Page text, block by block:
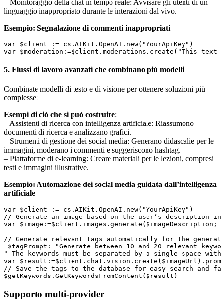
– Monitoraggio della chat in tempo reale: Avvisare gli utenti di un
linguaggio inappropriato durante le interazioni dal vivo.
Esempio: Segnalazione di commenti inappropriati
var $client := cs.AIKit.OpenAI.new("YourApiKey")
5. Flussi di lavoro avanzati che combinano più modelli
Combinate modelli di testo e di visione per ottenere soluzioni più
complesse:
Esempi di ciò che si può costruire:
– Assistenti di ricerca con intelligenza artificiale: Riassumono
documenti di ricerca e analizzano grafici.
– Strumenti di gestione dei social media: Generano didascalie per le
immagini, moderano i commenti e suggeriscono hashtag.
– Piattaforme di e-learning: Creare materiali per le lezioni, compresi
testi e immagini illustrative.
Esempio: Automazione dei social media guidata dall’intelligenza
artificiale
var $client := cs.AIKit.OpenAI.new("YourApiKey")
// Generate an image based on the user’s description
var
// Generate relevant tags automatically for the
$tagPrompt:="Generate between 10 and 20 relevant
" The keywords must be separated by a single space
var
// Save the tags to the database for easy search and
$getKeywords.GetKeywordsFromContent($result)
Supporto multi-provider